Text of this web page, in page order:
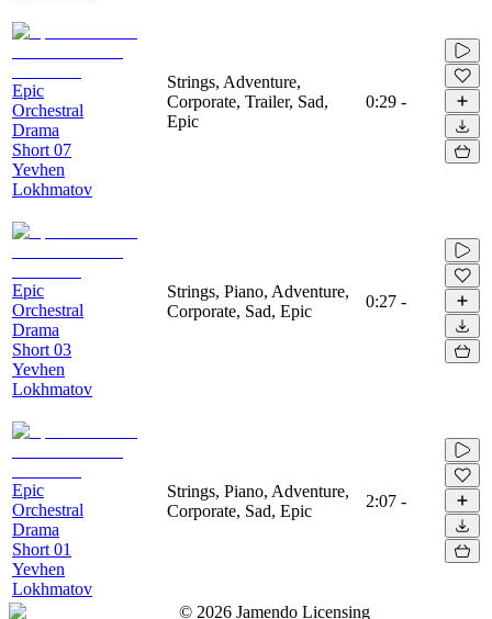
Epic
Orchestral
Drama
Short 07
Yevhen
Lokhmatov
Strings, Adventure,
Corporate, Trailer, Sad,
Epic
0:29 -
Epic
Orchestral
Drama
Short 03
Yevhen
Lokhmatov
Strings, Piano, Adventure,
Corporate, Sad, Epic
0:27 -
Epic
Orchestral
Drama
Short 01
Yevhen
Lokhmatov
Strings, Piano, Adventure,
Corporate, Sad, Epic
2:07 -
© 2026 Jamendo Licensing